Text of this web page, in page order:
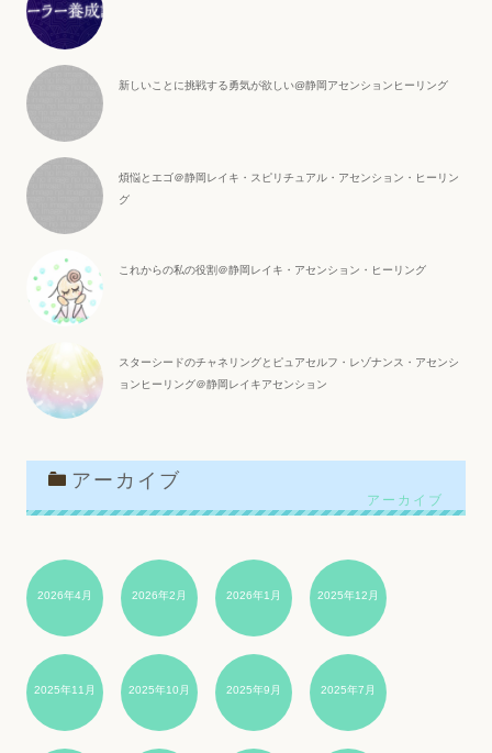
新しいことに挑戦する勇気が欲しい@静岡アセンションヒーリング
煩悩とエゴ＠静岡レイキ・スピリチュアル・アセンション・ヒーリン
グ
これからの私の役割＠静岡レイキ・アセンション・ヒーリング
スターシードのチャネリングとピュアセルフ・レゾナンス・アセンシ
ョンヒーリング＠静岡レイキアセンション
アーカイブ
2026年4月 2026年2月 2026年1月 2025年12月
2025年11月 2025年10月 2025年9月 2025年7月